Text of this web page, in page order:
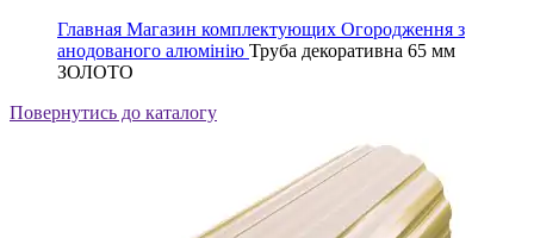
Главная Магазин комплектующих Огородження з
анодованого алюмінію Труба декоративна 65 мм
ЗОЛОТО
Повернутись до каталогу